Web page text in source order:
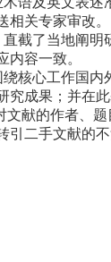
关专家审改。
截了当地阐明
容一致。
核心工作国
成果；并在
献的作者、
二手文献的不